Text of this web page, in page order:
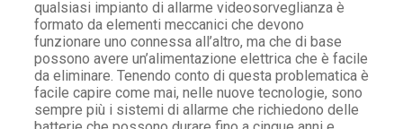
qualsiasi impianto di allarme videosorveglianza è
formato da elementi meccanici che devono
funzionare uno connessa all’altro, ma che di base
possono avere un’alimentazione elettrica che è facile
da eliminare. Tenendo conto di questa problematica è
facile capire come mai, nelle nuove tecnologie, sono
sempre più i sistemi di allarme che richiedono delle